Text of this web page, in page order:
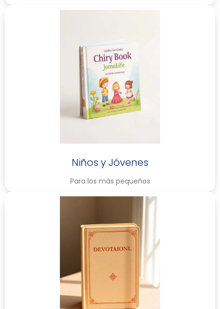
Niños y Jóvenes
Para los más pequeños